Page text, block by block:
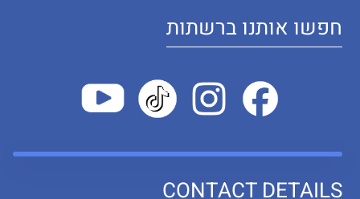
חפשו אותנו ברשתות
CONTACT DETAILS